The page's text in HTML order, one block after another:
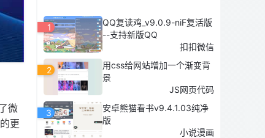
微
更
1
QQ复读鸡_v9.0.9-niF复活版
--支持新版QQ
扣扣微信
2
用css给网站增加一个渐变背
景
JS网页代码
3
安卓熊猫看书v9.4.1.03纯净
版
小说漫画